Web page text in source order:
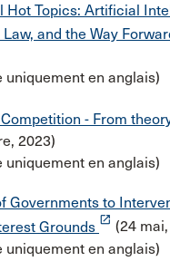
Hot Topics: Artificial
and the Way
uniquement en anglais)
- From
2023)
uniquement en anglais)
Governments to
Grounds launch (24
uniquement en anglais)